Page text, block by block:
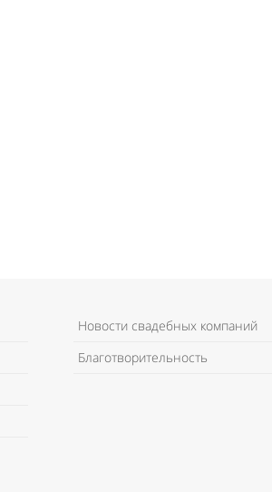
Новости свадебных компаний
Благотворительность